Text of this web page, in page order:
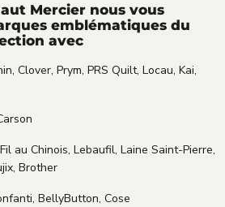
Mercier nous vous
emblématiques du
avec
Clover, Prym, PRS Quilt, Locau, Kai,
au Chinois, Lebaufil, Laine Saint-Pierre,
Brother
BellyButton, Cose